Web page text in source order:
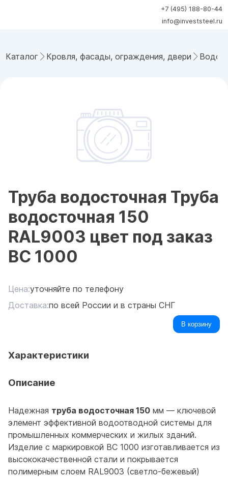
+7 (495) 188-80-44
info@investsteel.ru
Каталог Кровля, фасады, ограждения, двери
Труба водосточная Труба
водосточная 150
RAL9003 цвет под заказ
ВС 1000
Цена:уточняйте по телефону
Доставка:по всей России и в страны СНГ
В корзину
Характеристики
Описание
Надежная труба водосточная 150 мм — ключевой
элемент эффективной водоотводной системы для
промышленных коммерческих и жилых зданий.
Изделие с маркировкой ВС 1000 изготавливается из
высококачественной стали и покрывается
полимерным слоем RAL9003 (светло-бежевый)